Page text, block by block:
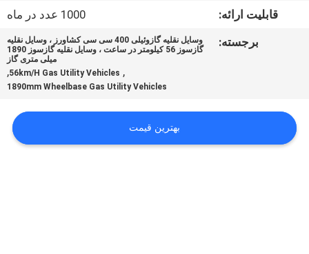
نقشه
سایت
قابلیت ارائه:
1000 عدد در ماه
برجسته:
وسایل نقلیه گازوئیلی 400 سی سی کشاورز ، وسایل نقلیه
گازسوز 56 کیلومتر در ساعت ، وسایل نقلیه گازسوز 1890
میلی متری گاز
,
56km/H Gas Utility Vehicles
,
1890mm Wheelbase Gas Utility Vehicles
بهترین قیمت